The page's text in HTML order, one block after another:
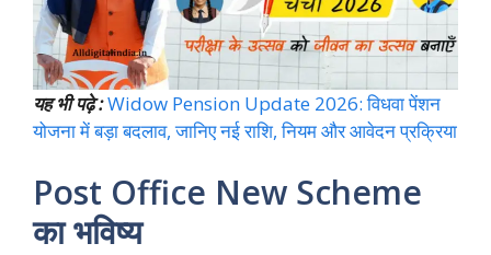
यह भी पढ़े :Widow Pension Update 2026: विधवा पेंशन
योजना में बड़ा बदलाव, जानिए नई राशि, नियम और आवेदन प्रक्रिया
Post Office New Scheme
का भविष्य